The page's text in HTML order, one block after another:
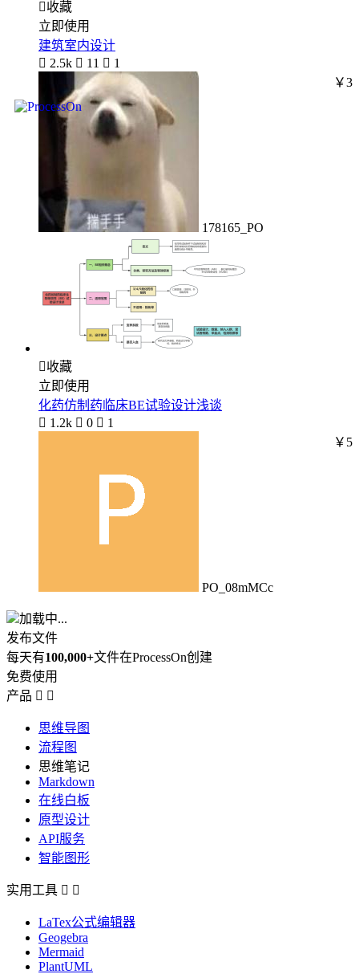
收藏
立即使用
建筑室内设计
 2.5k  11  1
178165_PO
￥3
收藏
立即使用
化药仿制药临床BE试验设计浅谈
 1.2k  0  1
PO_08mMCc
￥5
加载中...
发布文件
每天有100,000+文件在ProcessOn创建
免费使用
产品  
思维导图
流程图
思维笔记
Markdown
在线白板
原型设计
API服务
智能图形
实用工具  
LaTex公式编辑器
Geogebra
Mermaid
PlantUML